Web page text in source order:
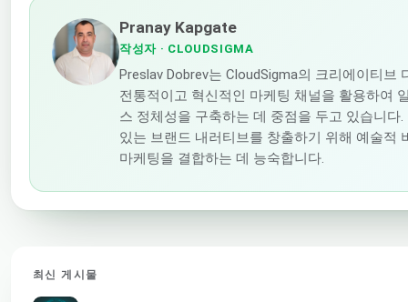
Pranay Kapgate
작성자· CLOUDSIGMA
Preslav Dobrev는 CloudSigma의 크리에이티브
전통적이고 혁신적인 마케팅 채널을 활용하여
스 정체성을 구축하는 데 중점을 두고 있습니다
있는 브랜드 내러티브를 창출하기 위해 예술적
마케팅을 결합하는 데 능숙합니다.
최신 게시물